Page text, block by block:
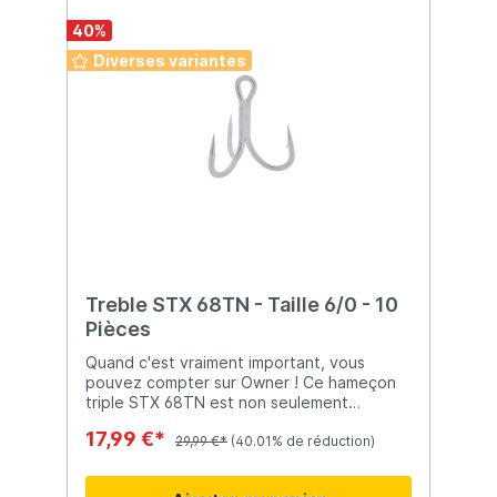
40%
Diverses variantes
Treble STX 68TN - Taille 6/0 - 10
Pièces
Quand c'est vraiment important, vous
pouvez compter sur Owner ! Ce hameçon
triple STX 68TN est non seulement
plier avec ce triple hameçon !
17,99 €* 29,99 €* (40.01% de réduction)